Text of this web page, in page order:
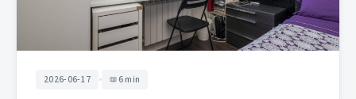
2026-06-17 • 6 min